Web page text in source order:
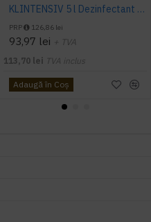
KLINTENSIV 5 l Dezinfectant bactericid si virucid pentru suprafete gata de utilizare
PRP 126,86 lei
93,97 lei + TVA
113,70 lei TVA inclus
Adaugă în Coş